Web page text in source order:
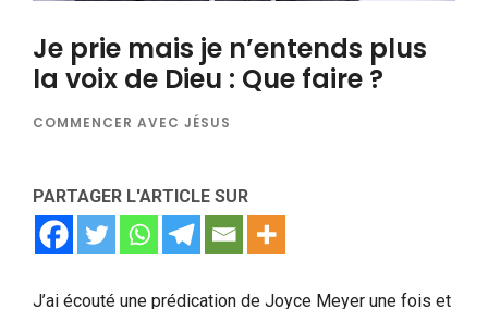
Je prie mais je n’entends plus
la voix de Dieu : Que faire ?
COMMENCER AVEC JÉSUS
PARTAGER L'ARTICLE SUR
J’ai écouté une prédication de Joyce Meyer une fois et